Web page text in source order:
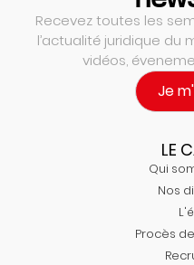
Recevez toutes les
l’actualité juridique du
vidéos,
Je
LE
Qui
Nos
Procès